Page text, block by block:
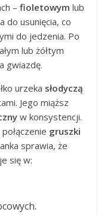
–fioletowym lub
do usunięcia, co
do jedzenia. Po
lub żółtym
gwiazdę.
urzeka słodyczą
Jego miąższ
w konsystencji.
gruszki
sprawia, że
się w: